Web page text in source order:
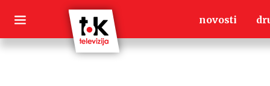
content
novosti